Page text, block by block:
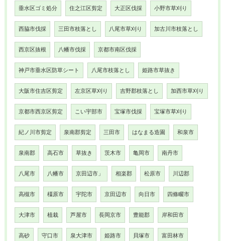
垂水区ゴミ処分 住之江区剪定 大正区伐採 小野市草刈り
西脇市伐採 三田市枝落とし 八尾市草刈り 加古川市枝落とし
西京区抜根 八幡市伐採 京都市南区伐採
神戸市垂水区防草シート 八尾市枝落とし 姫路市草抜き
大阪市住吉区剪定 左京区草刈り 吉野郡枝落とし 加西市草刈り
京都市西京区剪定 こい宇部市 宝塚市伐採 宝塚市草刈り
紀ノ川市剪定 泉南郡剪定 三田市 はなまる造園 和泉市
泉南郡 高石市 草抜き 茨木市 亀岡市 南丹市
八尾市 八幡市 京田辺市」 相楽郡 松原市 川辺郡
高槻市 橿原市 宇陀市 京田辺市 向日市 四條畷市
大津市 植栽 芦屋市 長岡京市 豊能郡 岸和田市
高砂 守口市 泉大津市 姫路市 貝塚市 富田林市